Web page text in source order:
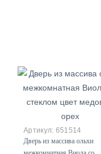
651514
Дверь из массива ольхи